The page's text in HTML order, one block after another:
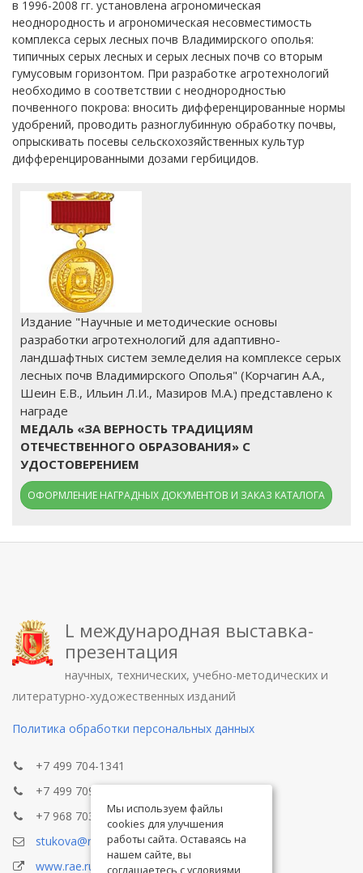
в 1996-2008 гг. установлена агрономическая
неоднородность и агрономическая несовместимость
комплекса серых лесных почв Владимирского ополья:
типичных серых лесных и серых лесных почв со вторым
гумусовым горизонтом. При разработке агротехнологий
необходимо в соответствии с неоднородностью
почвенного покрова: вносить дифференцированные нормы
удобрений, проводить разноглубинную обработку почвы,
опрыскивать посевы сельскохозяйственных культур
дифференцированными дозами гербицидов.
Издание "Научные и методические основы
разработки агротехнологий для адаптивно-
ландшафтных систем земледелия на комплексе серых
лесных почв Владимирского Ополья" (Корчагин А.А.,
Шеин Е.В., Ильин Л.И., Мазиров М.А.) представлено к
награде
МЕДАЛЬ «ЗА ВЕРНОСТЬ ТРАДИЦИЯМ
ОТЕЧЕСТВЕННОГО ОБРАЗОВАНИЯ» С
УДОСТОВЕРЕНИЕМ
ОФОРМЛЕНИЕ НАГРАДНЫХ ДОКУМЕНТОВ И ЗАКАЗ КАТАЛОГА
L международная выставка-
презентация
научных, технических, учебно-методических и
литературно-художественных изданий
Политика обработки персональных данных
+7 499 704-1341
+7 499 709-8104
+7 968 703-8433
stukova@rae.ru
www.rae.ru
Мы используем файлы
cookies для улучшения
работы сайта. Оставаясь на
нашем сайте, вы
соглашаетесь с условиями